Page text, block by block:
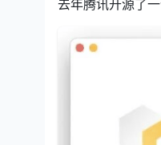
去年腾讯开源了